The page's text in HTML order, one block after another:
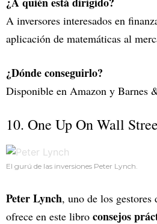
A inversores interesados en
aplicación de matemáticas al
¿Dónde conseguirlo?
Disponible en Amazon y Barnes
10. One Up On Wall
El gurú de las inversiones Peter Lynch.
Peter Lynch, uno de los gestores
ofrece en este libro consejos